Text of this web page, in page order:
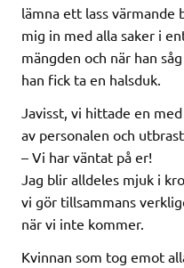
lämna ett lass värmande
mig in med alla saker i
mängden och när han
han fick ta en halsduk.
Javisst, vi hittade en
av personalen och utbrast
– Vi har väntat på er!
Jag blir alldeles mjuk i
vi gör tillsammans
när vi inte kommer.
Kvinnan som tog emot